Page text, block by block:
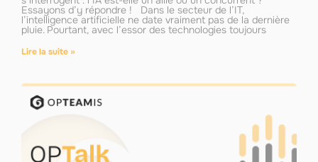
Essayons d’y répondre ! Dans le secteur de l’IT,
l’intelligence artificielle ne date vraiment pas de la dernière
pluie. Pourtant, avec l’essor des technologies toujours
Lire la suite »